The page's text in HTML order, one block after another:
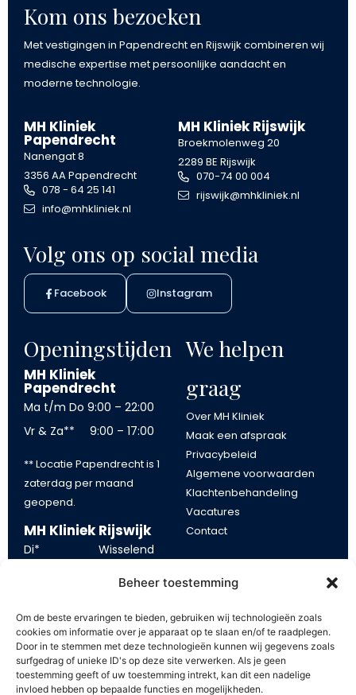
Beheer toestemming
Om de beste ervaringen te bieden, gebruiken wij technologieën zoals
cookies om informatie over je apparaat op te slaan en/of te raadplegen.
Door in te stemmen met deze technologieën kunnen wij gegevens zoals
surfgedrag of unieke ID's op deze site verwerken. Als je geen
toestemming geeft of uw toestemming intrekt, kan dit een nadelige
invloed hebben op bepaalde functies en mogelijkheden.
Kom ons bezoeken
Met vestigingen in Papendrecht en Rijswijk combineren wij
medische expertise met persoonlijke aandacht en
moderne technologie.
MH Kliniek
Papendrecht
Nanengat 8
3356 AA Papendrecht
078 - 64 25 141
info@mhkliniek.nl
MH Kliniek Rijswijk
Broekmolenweg 20
2289 BE Rijswijk
070-74 00 004
rijswijk@mhkliniek.nl
Volg ons op social media
Facebook Instagram
Openingstijden
MH Kliniek
Papendrecht
Ma t/m Do 9:00 – 22:00
Vr & Za**
9:00 – 17:00
** Locatie Papendrecht is 1
zaterdag per maand
geopend.
MH Kliniek Rijswijk
Di*
Wisselend
*tijden op dinsdag kunnen
eerder of later beginnen.
We helpen
graag
Over MH Kliniek
Maak een afspraak
Privacybeleid
Algemene voorwaarden
Klachtenbehandeling
Vacatures
Contact
Blijf op de
hoogte
Blijf op de hoogte van onze
aanbiedingen. Schrijf u in op
onze mailing en ontvang €